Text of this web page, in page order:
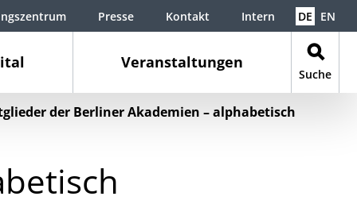
Veranstaltungen
Suche
Presse Kontakt Intern DE EN
der Berliner Akademien – alphabetisch